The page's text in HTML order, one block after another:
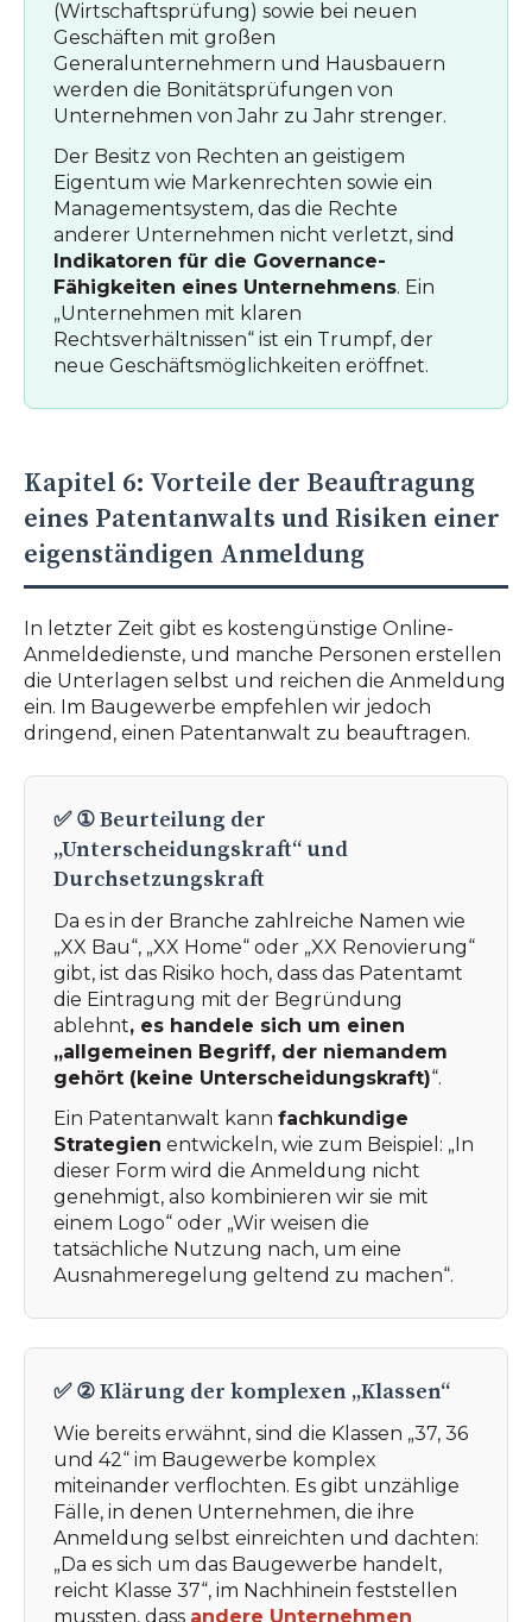
(Wirtschaftsprüfung) sowie bei neuen
Geschäften mit großen
Generalunternehmern und Hausbauern
werden die Bonitätsprüfungen von
Unternehmen von Jahr zu Jahr strenger.
Der Besitz von Rechten an geistigem
Eigentum wie Markenrechten sowie ein
Managementsystem, das die Rechte
anderer Unternehmen nicht verletzt, sind
Indikatoren für die Governance-
Fähigkeiten eines Unternehmens. Ein
„Unternehmen mit klaren
Rechtsverhältnissen“ ist ein Trumpf, der
neue Geschäftsmöglichkeiten eröffnet.
Kapitel 6: Vorteile der Beauftragung
eines Patentanwalts und Risiken einer
eigenständigen Anmeldung
In letzter Zeit gibt es kostengünstige Online-
Anmeldedienste, und manche Personen erstellen
die Unterlagen selbst und reichen die Anmeldung
ein. Im Baugewerbe empfehlen wir jedoch
dringend, einen Patentanwalt zu beauftragen.
✅ ① Beurteilung der
„Unterscheidungskraft“ und
Durchsetzungskraft
Da es in der Branche zahlreiche Namen wie
„XX Bau“, „XX Home“ oder „XX Renovierung“
gibt, ist das Risiko hoch, dass das Patentamt
die Eintragung mit der Begründung
ablehnt, es handele sich um einen
„allgemeinen Begriff, der niemandem
gehört (keine Unterscheidungskraft)“.
Ein Patentanwalt kann fachkundige
Strategien entwickeln, wie zum Beispiel: „In
dieser Form wird die Anmeldung nicht
genehmigt, also kombinieren wir sie mit
einem Logo“ oder „Wir weisen die
tatsächliche Nutzung nach, um eine
Ausnahmeregelung geltend zu machen“.
✅ ② Klärung der komplexen „Klassen“
Wie bereits erwähnt, sind die Klassen „37, 36
und 42“ im Baugewerbe komplex
miteinander verflochten. Es gibt unzählige
Fälle, in denen Unternehmen, die ihre
Anmeldung selbst einreichten und dachten:
„Da es sich um das Baugewerbe handelt,
reicht Klasse 37“, im Nachhinein feststellen
mussten, dass andere Unternehmen